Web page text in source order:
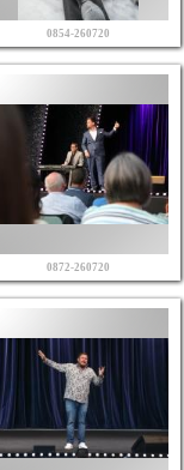
0854-260720
0872-260720